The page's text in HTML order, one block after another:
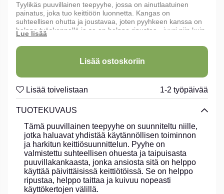
Tyylikäs puuvillainen teepyyhe, jossa on ainutlaatuinen
painatus, joka tuo keittiöön luonnetta. Kangas on
suhteellisen ohutta ja joustavaa, joten pyyhkeen kanssa on
helppo työskennellä ja se on helppo ripustaa - juuri niin kuin
hyvän teepyyhkeen kuuluukin olla.
Lisää ostoskoriin
Lisää toivelistaan 1-2 työpäivää
TUOTEKUVAUS
Tämä puuvillainen teepyyhe on suunniteltu niille,
jotka haluavat yhdistää käytännöllisen toiminnon
ja harkitun keittiösuunnittelun. Pyyhe on
valmistettu suhteellisen ohuesta ja taipuisasta
puuvillakankaasta, jonka ansiosta sitä on helppo
käyttää päivittäisissä keittiötöissä. Se on helppo
ripustaa, helppo taittaa ja kuivuu nopeasti
käyttökertojen välillä.